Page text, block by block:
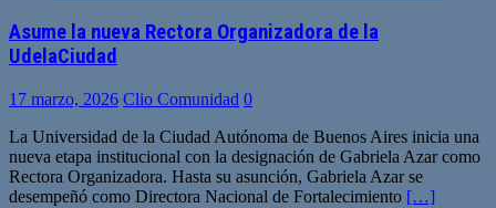
Asume la nueva Rectora Organizadora de la
UdelaCiudad
17 marzo, 2026 Clio Comunidad 0
La Universidad de la Ciudad Autónoma de Buenos Aires inicia una
nueva etapa institucional con la designación de Gabriela Azar como
Rectora Organizadora. Hasta su asunción, Gabriela Azar se
desempeñó como Directora Nacional de Fortalecimiento […]